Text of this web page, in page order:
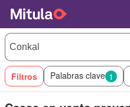
Filtros Palabras clave 1